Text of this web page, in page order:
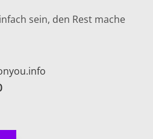
sein, den Rest mache